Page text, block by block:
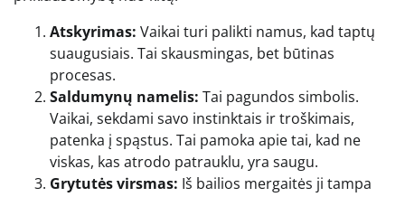
Atskyrimas: Vaikai turi palikti namus, kad taptų
suaugusiais. Tai skausmingas, bet būtinas
procesas.
Saldumynų namelis: Tai pagundos simbolis.
Vaikai, sekdami savo instinktais ir troškimais,
patenka į spąstus. Tai pamoka apie tai, kad ne
viskas, kas atrodo patrauklu, yra saugu.
Grytutės virsmas: Iš bailios mergaitės ji tampa